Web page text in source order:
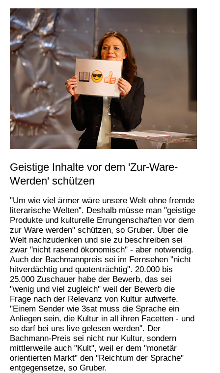
Geistige Inhalte vor dem 'Zur-Ware-
Werden' schützen
"Um wie viel ärmer wäre unsere Welt ohne fremde
literarische Welten". Deshalb müsse man "geistige
Produkte und kulturelle Errungenschaften vor dem
zur Ware werden" schützen, so Gruber. Über die
Welt nachzudenken und sie zu beschreiben sei
zwar "nicht rasend ökonomisch" - aber notwendig.
Auch der Bachmannpreis sei im Fernsehen "nicht
hitverdächtig und quotenträchtig". 20.000 bis
25.000 Zuschauer habe der Bewerb, das sei
"wenig und viel zugleich" weil der Bewerb die
Frage nach der Relevanz von Kultur aufwerfe.
"Einem Sender wie 3sat muss die Sprache ein
Anliegen sein, die Kultur in all ihren Facetten - und
so darf bei uns live gelesen werden". Der
Bachmann-Preis sei nicht nur Kultur, sondern
mittlerweile auch "Kult", weil er dem "monetär
orientierten Markt" den "Reichtum der Sprache"
entgegensetze, so Gruber.